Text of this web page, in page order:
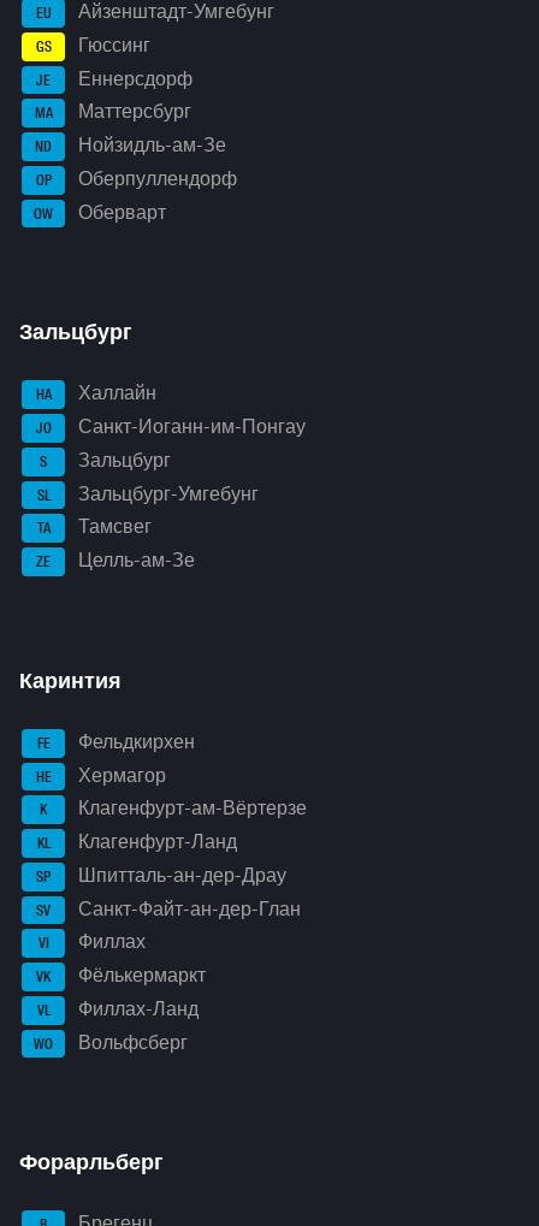
EU Айзенштадт-Умгебунг
GS Гюссинг
JE Еннерсдорф
MA Маттерсбург
ND Нойзидль-ам-Зе
OP Оберпуллендорф
OW Оберварт
Зальцбург
HA Халлайн
JO Санкт-Иоганн-им-Понгау
S Зальцбург
SL Зальцбург-Умгебунг
TA Тамсвег
ZE Целль-ам-Зе
Каринтия
FE Фельдкирхен
HE Хермагор
K Клагенфурт-ам-Вёртерзе
KL Клагенфурт-Ланд
SP Шпитталь-ан-дер-Драу
SV Санкт-Файт-ан-дер-Глан
VI Филлах
VK Фёлькермаркт
VL Филлах-Ланд
WO Вольфсберг
Форарльберг